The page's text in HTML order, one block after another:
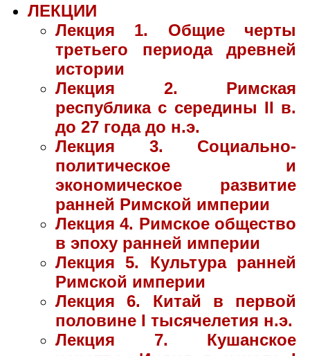
ЛЕКЦИИ
Лекция 1. Общие черты
третьего периода древней
истории
Лекция 2. Римская
республика с середины II в.
до 27 года до н.э.
Лекция 3. Социально-
политическое и
экономическое развитие
ранней Римской империи
Лекция 4. Римское общество
в эпоху ранней империи
Лекция 5. Культура ранней
Римской империи
Лекция 6. Китай в первой
половине I тысячелетия н.э.
Лекция 7. Кушанское